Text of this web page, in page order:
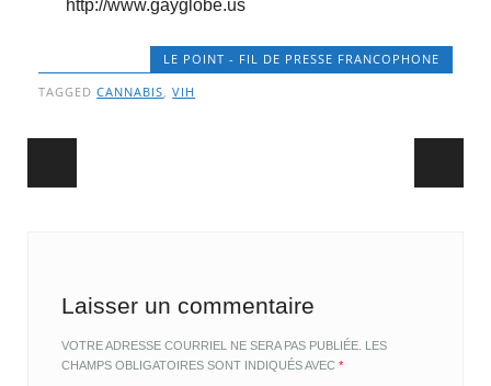
http://www.gayglobe.us
LE POINT - FIL DE PRESSE FRANCOPHONE
TAGGEDCANNABIS,VIH
Post navigation
Laisser un commentaire
VOTRE ADRESSE COURRIEL NE SERA PAS PUBLIÉE. LES
CHAMPS OBLIGATOIRES SONT INDIQUÉS AVEC*